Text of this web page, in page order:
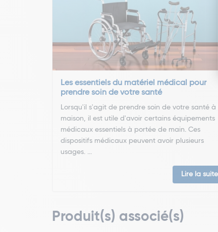
Les essentiels du matériel médical pour
prendre soin de votre santé
Lorsqu'il s'agit de prendre soin de votre santé à
maison, il est utile d'avoir certains équipements
médicaux essentiels à portée de main. Ces
dispositifs médicaux peuvent avoir plusieurs
usages. ...
Lire la suite
Produit(s) associé(s)